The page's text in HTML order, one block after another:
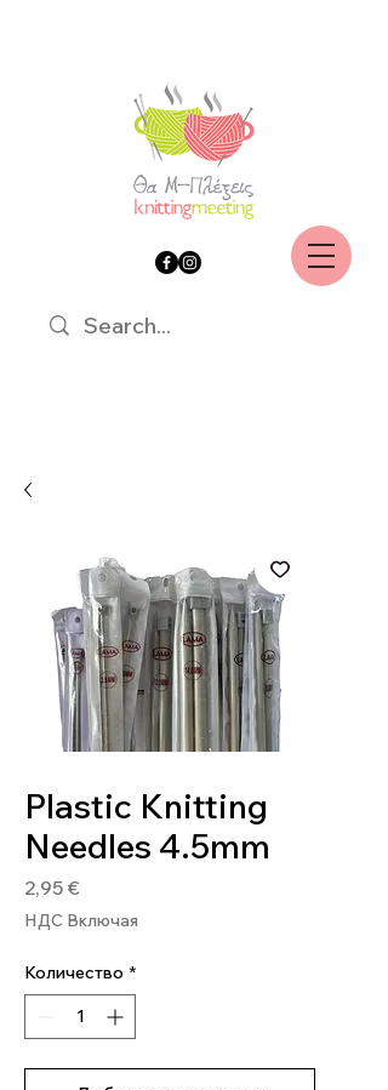
Plastic Knitting
Needles 4.5mm
2,95 €
НДС Включая
Количество *